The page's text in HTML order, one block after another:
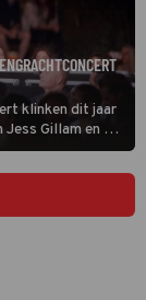
klinken dit jaar
Gillam en de
muzikale